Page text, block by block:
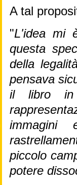
A tal
"L'idea mi
questa
della
pensava
il libro in
immagini
piccolo
potere